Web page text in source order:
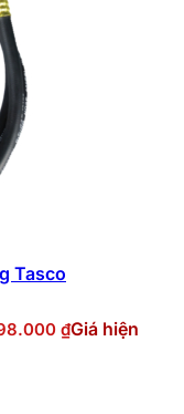
Tasco
₫Giá hiện